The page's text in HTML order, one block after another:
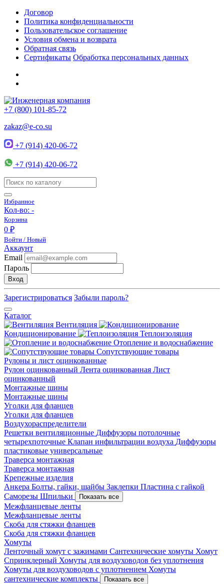
Договор
Политика конфиденциальности
Пользовательское соглашение
Условия обмена и возврата
Обратная связь
Сертификаты Обработка персональных данных
+7 (800) 101-85-72
zakaz@e-co.su
+7 (914) 420-06-72
+7 (914) 420-06-72
Избранное
Кол-во: -
Корзина
0 ₽
Войти / Новый
Аккаунт
Email
Пароль
Вход
Зарегистрироваться Забыли пароль?
Каталог
Вентиляция
Кондиционирование
Теплоизоляция
Отопление и водоснабжение
Сопутствующие товары
Рулоны и лист оцинкованные
Рулон оцинкованный Лента оцинкованная Лист
оцинкованный
Монтажные шины
Монтажные шины
Уголки для фланцев
Уголки для фланцев
Воздухораспределители
Решетки вентиляционные Диффузоры потолочные
четырехпоточные Клапан инфильтрации воздуха Диффузоры
пластиковые универсальные
Траверса монтажная
Траверса монтажная
Крепежные изделия
Анкера Болты, гайки, шайбы Заклепки Пластина с гайкой
Саморезы Шпильки Показать все
Межфланцевые ленты
Межфланцевые ленты
Скоба для стяжки фланцев
Скоба для стяжки фланцев
Хомуты
Ленточный хомут с зажимами Сантехнические хомуты Хомут
Спринклерный Хомуты для воздуховодов без уплотнения
Хомуты для воздуховодов с уплотнением Хомуты
сантехнические комплекты
Показать все